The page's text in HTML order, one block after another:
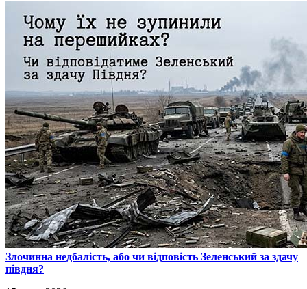
​Злочинна недбалість, або чи відповість Зеленський за здачу
півдня?